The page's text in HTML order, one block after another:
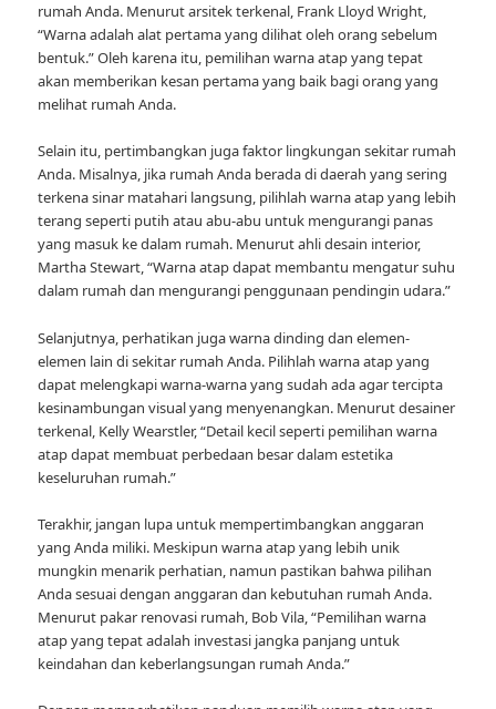
rumah Anda. Menurut arsitek terkenal, Frank Lloyd Wright,
“Warna adalah alat pertama yang dilihat oleh orang sebelum
bentuk.” Oleh karena itu, pemilihan warna atap yang tepat
akan memberikan kesan pertama yang baik bagi orang yang
melihat rumah Anda.
Selain itu, pertimbangkan juga faktor lingkungan sekitar rumah
Anda. Misalnya, jika rumah Anda berada di daerah yang sering
terkena sinar matahari langsung, pilihlah warna atap yang lebih
terang seperti putih atau abu-abu untuk mengurangi panas
yang masuk ke dalam rumah. Menurut ahli desain interior,
Martha Stewart, “Warna atap dapat membantu mengatur suhu
dalam rumah dan mengurangi penggunaan pendingin udara.”
Selanjutnya, perhatikan juga warna dinding dan elemen-
elemen lain di sekitar rumah Anda. Pilihlah warna atap yang
dapat melengkapi warna-warna yang sudah ada agar tercipta
kesinambungan visual yang menyenangkan. Menurut desainer
terkenal, Kelly Wearstler, “Detail kecil seperti pemilihan warna
atap dapat membuat perbedaan besar dalam estetika
keseluruhan rumah.”
Terakhir, jangan lupa untuk mempertimbangkan anggaran
yang Anda miliki. Meskipun warna atap yang lebih unik
mungkin menarik perhatian, namun pastikan bahwa pilihan
Anda sesuai dengan anggaran dan kebutuhan rumah Anda.
Menurut pakar renovasi rumah, Bob Vila, “Pemilihan warna
atap yang tepat adalah investasi jangka panjang untuk
keindahan dan keberlangsungan rumah Anda.”